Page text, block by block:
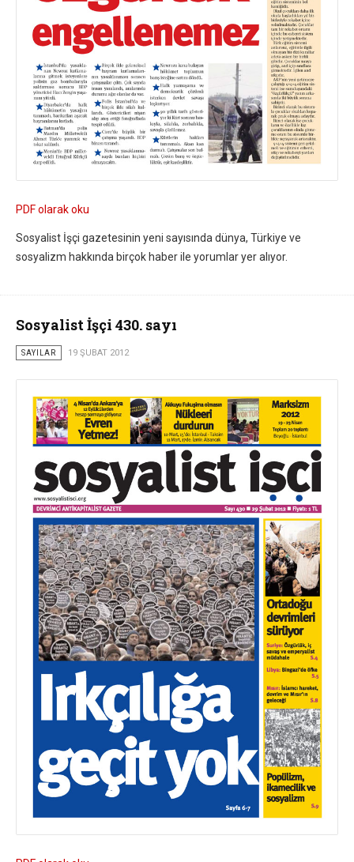
PDF olarak oku
Sosyalist İşçi gazetesinin yeni sayısında dünya, Türkiye ve
sosyalizm hakkında birçok haber ile yorumlar yer alıyor.
Sosyalist İşçi 430. sayı
SAYILAR 19 ŞUBAT 2012